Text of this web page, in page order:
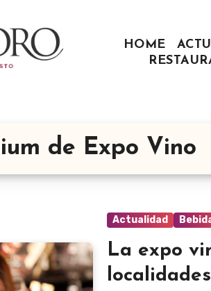
HOME
de Expo Vino
Actualidad
La expo
localidades